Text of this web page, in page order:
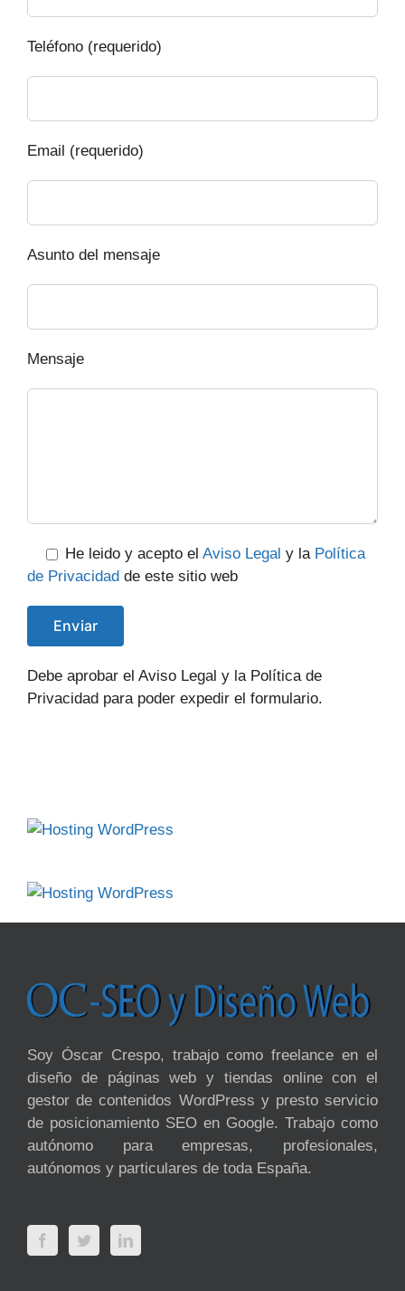
Teléfono (requerido)
Email (requerido)
Asunto del mensaje
Mensaje
He leido y acepto el Aviso Legal y la Política
de Privacidad de este sitio web
Debe aprobar el Aviso Legal y la Política de
Privacidad para poder expedir el formulario.
Soy Óscar Crespo, trabajo como freelance en el
diseño de páginas web y tiendas online con el
gestor de contenidos WordPress y presto servicio
de posicionamiento SEO en Google. Trabajo como
autónomo para empresas, profesionales,
autónomos y particulares de toda España.